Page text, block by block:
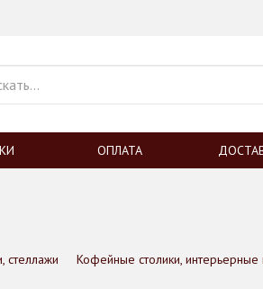
ОПЛАТА
стеллажи Кофейные столики, интерьерные